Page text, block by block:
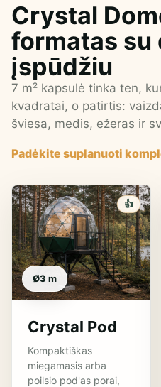
Crystal
formatas su
įspūdžiu
7 m² kapsulė tinka ten,
kvadratai, o patirtis:
šviesa, medis, ežeras ir
Padėkite suplanuoti
👍
Ø3 m
Crystal Pod
Kompaktiškas
miegamasis arba
poilsio pod'as porai,